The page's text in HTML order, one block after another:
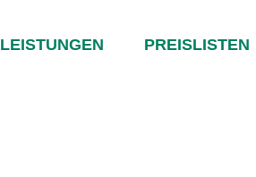
LEISTUNGEN PREISLISTEN